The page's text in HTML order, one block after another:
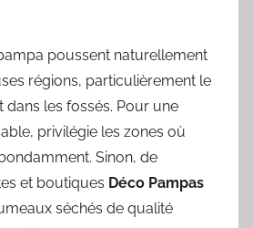
poussent naturellement
régions, particulièrement le
dans les fossés. Pour une
privilégie les zones où
Sinon, de
et boutiques Déco Pampas
séchés de qualité